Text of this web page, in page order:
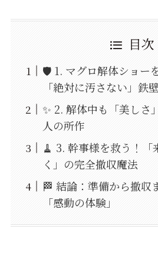
目次
🛡️ 1. マグロ解体ショー
「絶対に汚さない」鉄
✨ 2. 解体中も「美しさ
人の所作
🧹 3. 幹事様を救う！「
く」の完全撤収魔法
🏁 結論：準備から撤収
「感動の体験」